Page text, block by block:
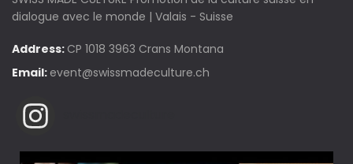
dialogue avec le monde | Valais - Suisse
Address: CP 1018 3963 Crans Montana
Email: event@swissmadeculture.ch